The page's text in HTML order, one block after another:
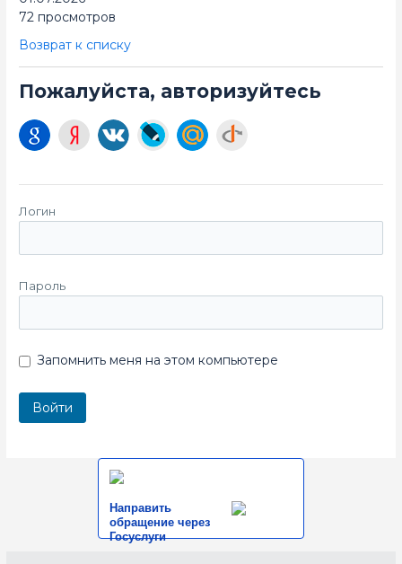
72 просмотров
Возврат к списку
Пожалуйста, авторизуйтесь
Логин
Пароль
Запомнить меня на этом компьютере
Направить
обращение через
Госуслуги